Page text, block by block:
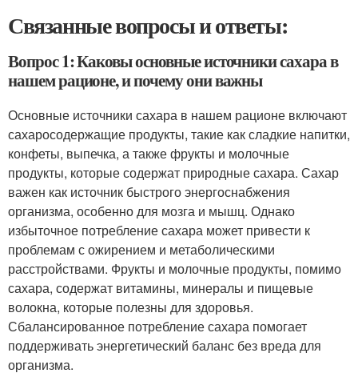
Связанные вопросы и ответы:
Вопрос 1: Каковы основные источники сахара в
нашем рационе, и почему они важны
Основные источники сахара в нашем рационе включают
сахаросодержащие продукты, такие как сладкие напитки,
конфеты, выпечка, а также фрукты и молочные
продукты, которые содержат природные сахара. Сахар
важен как источник быстрого энергоснабжения
организма, особенно для мозга и мышц. Однако
избыточное потребление сахара может привести к
проблемам с ожирением и метаболическими
расстройствами. Фрукты и молочные продукты, помимо
сахара, содержат витамины, минералы и пищевые
волокна, которые полезны для здоровья.
Сбалансированное потребление сахара помогает
поддерживать энергетический баланс без вреда для
организма.